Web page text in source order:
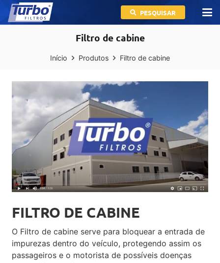
PESQUISAR
Filtro de cabine
Início Produtos Filtro de cabine
FILTRO DE CABINE
O Filtro de cabine serve para bloquear a entrada de
impurezas dentro do veículo, protegendo assim os
passageiros e o motorista de possíveis doenças